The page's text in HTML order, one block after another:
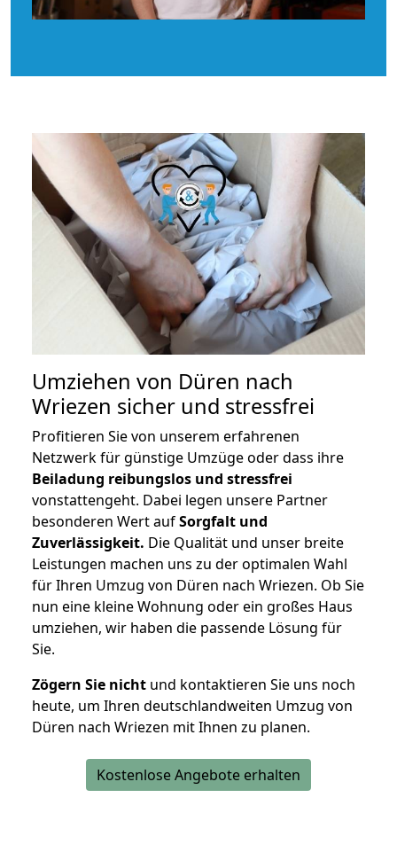
Umziehen von Düren nach
Wriezen sicher und stressfrei
Profitieren Sie von unserem erfahrenen
Netzwerk für günstige Umzüge oder dass ihre
Beiladung reibungslos und stressfrei
vonstattengeht. Dabei legen unsere Partner
besonderen Wert aufSorgfalt und
Zuverlässigkeit. Die Qualität und unser breite
Leistungen machen uns zu der optimalen Wahl
für Ihren Umzug von Düren nach Wriezen. Ob Sie
nun eine kleine Wohnung oder ein großes Haus
umziehen, wir haben die passende Lösung für
Sie.
Zögern Sie nicht und kontaktieren Sie uns noch
heute, um Ihren deutschlandweiten Umzug von
Düren nach Wriezen mit Ihnen zu planen.
Kostenlose Angebote erhalten